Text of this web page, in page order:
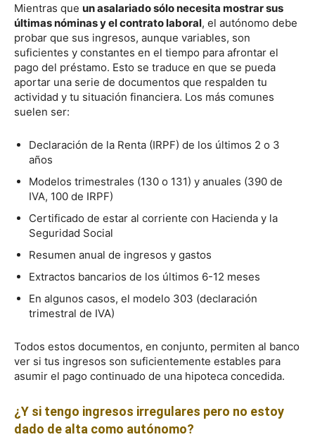
Mientras que un asalariado sólo necesita mostrar sus
últimas nóminas y el contrato laboral, el autónomo debe
probar que sus ingresos, aunque variables, son
suficientes y constantes en el tiempo para afrontar el
pago del préstamo. Esto se traduce en que se pueda
aportar una serie de documentos que respalden tu
actividad y tu situación financiera. Los más comunes
suelen ser:
Declaración de la Renta (IRPF) de los últimos 2 o 3
años
Modelos trimestrales (130 o 131) y anuales (390 de
IVA, 100 de IRPF)
Certificado de estar al corriente con Hacienda y la
Seguridad Social
Resumen anual de ingresos y gastos
Extractos bancarios de los últimos 6-12 meses
En algunos casos, el modelo 303 (declaración
trimestral de IVA)
Todos estos documentos, en conjunto, permiten al banco
ver si tus ingresos son suficientemente estables para
asumir el pago continuado de una hipoteca concedida.
¿Y si tengo ingresos irregulares pero no estoy
dado de alta como autónomo?